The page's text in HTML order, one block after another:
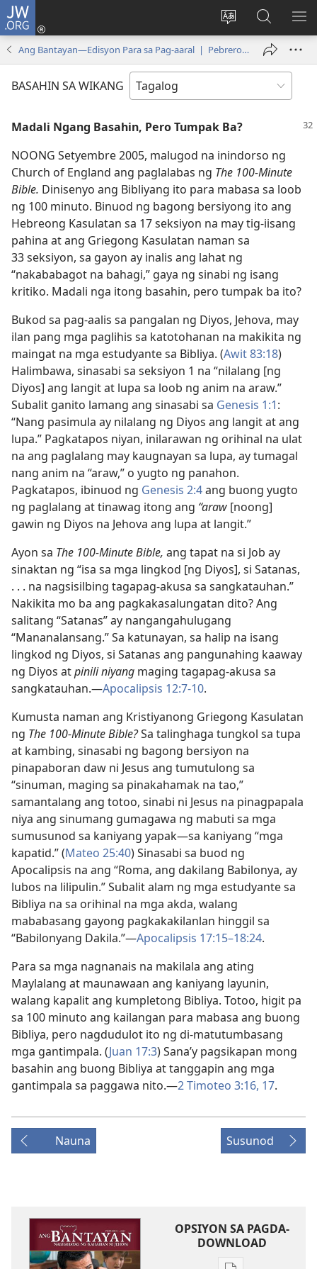
JW.ORG
Baguhin
ng
Mag-
log
In
bubukas
window)
sa
JW.ORG
Ang Bantayan—Edisyon Para sa Pag-aaral | Pebrero 1, 2007
BASAHIN SA WIKANG
Madali Ngang Basahin, Pero Tumpak Ba?
NOONG Setyembre 2005, malugod na inindorso ng
Church of England ang paglalabas ng The 100-Minute
Bible. Dinisenyo ang Bibliyang ito para mabasa sa loob
ng 100 minuto. Binuod ng bagong bersiyong ito ang
Hebreong Kasulatan sa 17 seksiyon na may tig-iisang
pahina at ang Griegong Kasulatan naman sa
33 seksiyon, sa gayon ay inalis ang lahat ng
“nakababagot na bahagi,” gaya ng sinabi ng isang
kritiko. Madali nga itong basahin, pero tumpak ba ito?
Bukod sa pag-aalis sa pangalan ng Diyos, Jehova, may
ilan pang mga paglihis sa katotohanan na makikita ng
maingat na mga estudyante sa Bibliya. (Awit 83:18)
Halimbawa, sinasabi sa seksiyon 1 na “nilalang [ng
Diyos] ang langit at lupa sa loob ng anim na araw.”
Subalit ganito lamang ang sinasabi sa Genesis 1:1:
“Nang pasimula ay nilalang ng Diyos ang langit at ang
lupa.” Pagkatapos niyan, inilarawan ng orihinal na ulat
na ang paglalang may kaugnayan sa lupa, ay tumagal
nang anim na “araw,” o yugto ng panahon.
Pagkatapos, ibinuod ng Genesis 2:4ang buong yugto
ng paglalang at tinawag itong ang “araw [noong]
gawin ng Diyos na Jehova ang lupa at langit.”
Ayon sa The 100-Minute Bible, ang tapat na si Job ay
sinaktan ng “isa sa mga lingkod [ng Diyos], si Satanas,
. . . na nagsisilbing tagapag-akusa sa sangkatauhan.”
Nakikita mo ba ang pagkakasalungatan dito? Ang
salitang “Satanas” ay nangangahulugang
“Mananalansang.” Sa katunayan, sa halip na isang
lingkod ng Diyos, si Satanas ang pangunahing kaaway
ng Diyos atpinili niyang maging tagapag-akusa sa
sangkatauhan.​—Apocalipsis 12:7-10.
Kumusta naman ang Kristiyanong Griegong Kasulatan
ng The 100-Minute Bible?Sa talinghaga tungkol sa tupa
at kambing, sinasabi ng bagong bersiyon na
pinapaboran daw ni Jesus ang tumutulong sa
“sinuman, maging sa pinakahamak na tao,”
samantalang ang totoo, sinabi ni Jesus na pinagpapala
niya ang sinumang gumagawa ng mabuti sa mga
sumusunod sa kaniyang yapak​—sa kaniyang “mga
kapatid.” (Mateo 25:40) Sinasabi sa buod ng
Apocalipsis na ang “Roma, ang dakilang Babilonya, ay
lubos na lilipulin.” Subalit alam ng mga estudyante sa
Bibliya na sa orihinal na mga akda, walang
mababasang gayong pagkakakilanlan hinggil sa
“Babilonyang Dakila.”​—Apocalipsis 17:15–18:24.
Para sa mga nagnanais na makilala ang ating
Maylalang at maunawaan ang kaniyang layunin,
walang kapalit ang kumpletong Bibliya. Totoo, higit pa
sa 100 minuto ang kailangan para mabasa ang buong
Bibliya, pero nagdudulot ito ng di-matutumbasang
mga gantimpala. (Juan 17:3) Sana’y pagsikapan mong
basahin ang buong Bibliya at tanggapin ang mga
gantimpala sa paggawa nito.​—2 Timoteo 3:16, 17.
Nauna Susunod
OPSIYON SA PAGDA-
DOWNLOAD